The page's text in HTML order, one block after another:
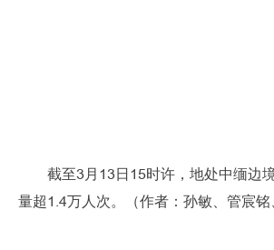
截至3月13日15时许，地处中缅边
量超1.4万人次。（作者：孙敏、管宸